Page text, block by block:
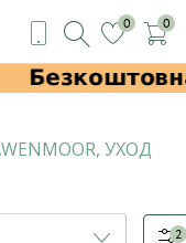
0 0
УХОД
2